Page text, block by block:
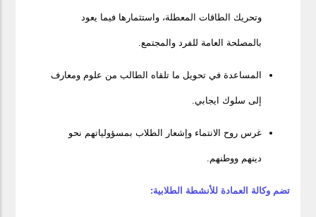
وتحريك الطاقات المعطلة، واستثمارها فيما يعود
بالمصلحة العامة للفرد والمجتمع.
المساعدة في تحويل ما تلقاه الطالب من علوم ومعارف
إلى سلوك ايجابي.
غرس روح الانتماء وإشعار الطلاب بمسؤولياتهم نحو
دينهم ووطنهم.
تضم وكالة العمادة للأنشطة الطلابية: